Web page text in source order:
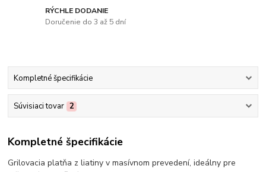
RÝCHLE DODANIE
Doručenie do 3 až 5 dní
Kompletné špecifikácie
Súvisiaci tovar 2
Kompletné špecifikácie
Grilovacia platňa z liatiny v masívnom prevedení, ideálny pre